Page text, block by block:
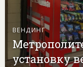
ВЕНДИНГ
установку